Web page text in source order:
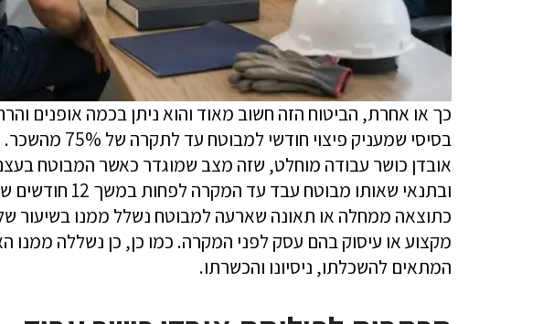
כך או אחרת, הביטוח הזה חשוב מאוד והוא ניתן בכמה אופנים
בסיסי שמעניק
אובדן כושר עבודה מוחלט, שזה מצב שמוגדר כאשר המבוטח
ובתנאי שאותו
מקצוע או עיסוק בהם עסק לפני המקרה. כמו כן, כן נשללה ממנו
המתאים להשכלתו, ניסיונו והכשרתו.